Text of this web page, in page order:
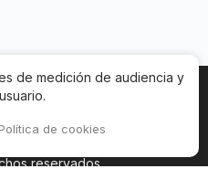
Categorías
reservados.
de medición de audiencia y
Política de cookies